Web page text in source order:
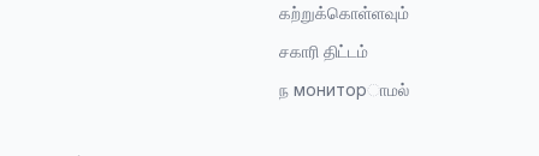
கற்றுக்கொள்ளவும்
சகாரி திட்டம்
ந мониторாமல்